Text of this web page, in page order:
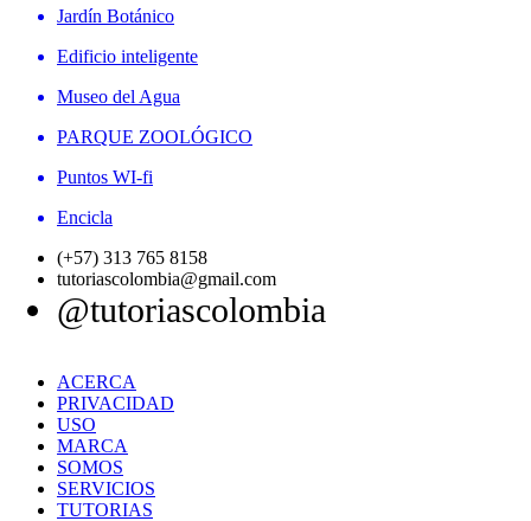
Jardín Botánico
Edificio inteligente
Museo del Agua
PARQUE ZOOLÓGICO
Puntos WI-fi
Encicla
(+57) 313 765 8158
tutoriascolombia@gmail.com
@tutoriascolombia
ACERCA
PRIVACIDAD
USO
MARCA
SOMOS
SERVICIOS
TUTORIAS